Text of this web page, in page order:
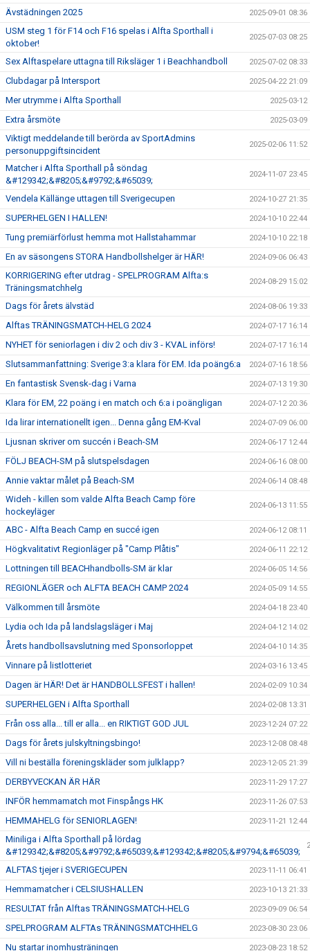
Ävstädningen 2025 2025-09-01 08:36
USM steg 1 för F14 och F16 spelas i Alfta Sporthall i
oktober!
2025-07-03 08:25
Sex Alftaspelare uttagna till Riksläger 1 i Beachhandboll 2025-07-02 08:33
Clubdagar på Intersport 2025-04-22 21:09
Mer utrymme i Alfta Sporthall 2025-03-12
Extra årsmöte 2025-03-09
Viktigt meddelande till berörda av SportAdmins
personuppgiftsincident
2025-02-06 11:52
Matcher i Alfta Sporthall på söndag
&#129342;&#8205;&#9792;&#65039;
2024-11-07 23:45
Vendela Källänge uttagen till Sverigecupen 2024-10-27 21:35
SUPERHELGEN I HALLEN! 2024-10-10 22:44
Tung premiärförlust hemma mot Hallstahammar 2024-10-10 22:18
En av säsongens STORA Handbollshelger är HÄR! 2024-09-06 06:43
KORRIGERING efter utdrag - SPELPROGRAM Alfta:s
Träningsmatchhelg
2024-08-29 15:02
Dags för årets älvstäd 2024-08-06 19:33
Alftas TRÄNINGSMATCH-HELG 2024 2024-07-17 16:14
NYHET för seniorlagen i div 2 och div 3 - KVAL införs! 2024-07-17 16:14
Slutsammanfattning: Sverige 3:a klara för EM. Ida poäng6:a 2024-07-16 18:56
En fantastisk Svensk-dag i Varna 2024-07-13 19:30
Klara för EM, 22 poäng i en match och 6:a i poängligan 2024-07-12 20:36
Ida lirar internationellt igen... Denna gång EM-Kval 2024-07-09 06:00
Ljusnan skriver om succén i Beach-SM 2024-06-17 12:44
FÖLJ BEACH-SM på slutspelsdagen 2024-06-16 08:00
Annie vaktar målet på Beach-SM 2024-06-14 08:48
Wideh - killen som valde Alfta Beach Camp före
hockeyläger
2024-06-13 11:55
ABC - Alfta Beach Camp en succé igen 2024-06-12 08:11
Högkvalitativt Regionläger på "Camp Plåtis" 2024-06-11 22:12
Lottningen till BEACHhandbolls-SM är klar 2024-06-05 14:56
REGIONLÄGER och ALFTA BEACH CAMP 2024 2024-05-09 14:55
Välkommen till årsmöte 2024-04-18 23:40
Lydia och Ida på landslagsläger i Maj 2024-04-12 14:02
Årets handbollsavslutning med Sponsorloppet 2024-04-10 14:35
Vinnare på listlotteriet 2024-03-16 13:45
Dagen är HÄR! Det är HANDBOLLSFEST i hallen! 2024-02-09 10:34
SUPERHELGEN i Alfta Sporthall 2024-02-08 13:31
Från oss alla... till er alla... en RIKTIGT GOD JUL 2023-12-24 07:22
Dags för årets julskyltningsbingo! 2023-12-08 08:48
Vill ni beställa föreningskläder som julklapp? 2023-12-05 21:39
DERBYVECKAN ÄR HÄR 2023-11-29 17:27
INFÖR hemmamatch mot Finspångs HK 2023-11-26 07:53
HEMMAHELG för SENIORLAGEN! 2023-11-21 12:44
Miniliga i Alfta Sporthall på lördag
&#129342;&#8205;&#9792;&#65039;&#129342;&#8205;&#9794;&#65039;
ALFTAS tjejer i SVERIGECUPEN 2023-11-11 06:41
Hemmamatcher i CELSIUSHALLEN 2023-10-13 21:33
RESULTAT från Alftas TRÄNINGSMATCH-HELG 2023-09-09 06:54
SPELPROGRAM ALFTAs TRÄNINGSMATCHHELG 2023-08-30 23:06
Nu startar inomhusträningen 2023-08-23 18:52